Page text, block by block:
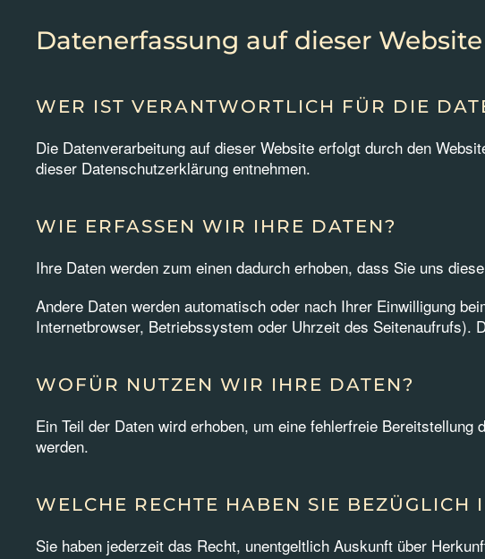
Datenerfassung auf dieser Website
WER IST VERANTWORTLICH FÜR DIE
Die Datenverarbeitung auf dieser Website erfolgt durch den
dieser Datenschutzerklärung entnehmen.
WIE ERFASSEN WIR IHRE DATEN?
Ihre Daten werden zum einen dadurch erhoben, dass Sie uns
Andere Daten werden automatisch oder nach Ihrer Einwilligung
Internetbrowser, Betriebssystem oder Uhrzeit des Seitenaufrufs).
WOFÜR NUTZEN WIR IHRE DATEN?
Ein Teil der Daten wird erhoben, um eine fehlerfreie
werden.
WELCHE RECHTE HABEN SIE BEZÜGLICH
Sie haben jederzeit das Recht, unentgeltlich Auskunft über